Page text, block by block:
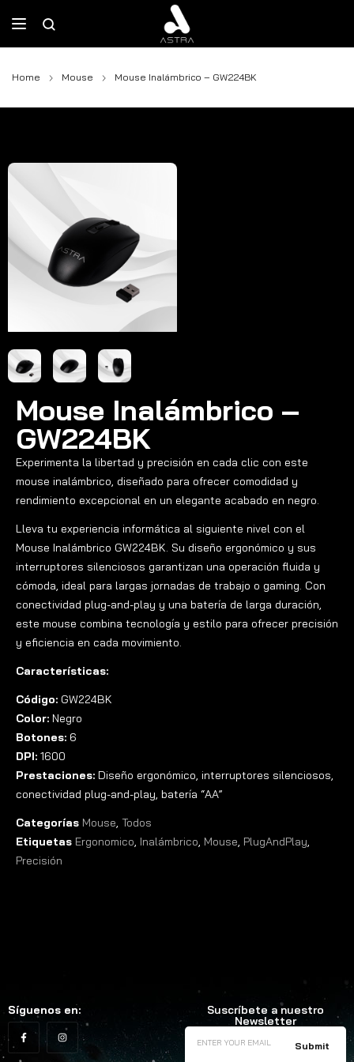
Home Mouse Mouse Inalámbrico – GW224BK
Mouse Inalámbrico –
GW224BK
Experimenta la libertad y precisión en cada clic con este
mouse inalámbrico, diseñado para ofrecer comodidad y
rendimiento excepcional en un elegante acabado en negro.
Lleva tu experiencia informática al siguiente nivel con el
Mouse Inalámbrico GW224BK. Su diseño ergonómico y sus
interruptores silenciosos garantizan una operación fluida y
cómoda, ideal para largas jornadas de trabajo o gaming. Con
conectividad plug-and-play y una batería de larga duración,
este mouse combina tecnología y estilo para ofrecer precisión
y eficiencia en cada movimiento.
Características:
Código: GW224BK
Color: Negro
Botones: 6
DPI: 1600
Prestaciones: Diseño ergonómico, interruptores silenciosos,
conectividad plug-and-play, batería “AA”
Categorías Mouse, Todos
Etiquetas Ergonomico, Inalámbrico, Mouse, PlugAndPlay,
Precisión
Síguenos en: Suscríbete a nuestro
Newsletter